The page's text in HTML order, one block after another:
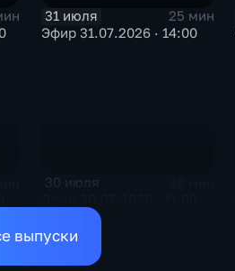
31 июля
25 мин
Эфир 31.07.2026 · 14:00
30 июля
выпуски